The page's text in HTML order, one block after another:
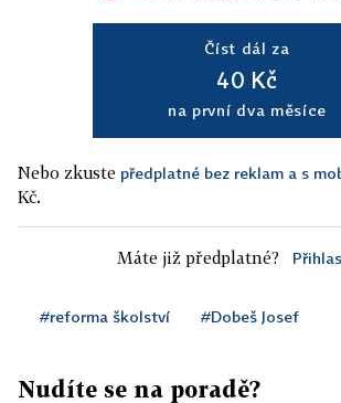
Číst dál za
40 Kč
na první dva měsíce
Nebo zkuste předplatné bez reklam a s
Kč.
Máte již předplatné?
#reforma školství #Dobeš Josef
Nudíte se na poradě?